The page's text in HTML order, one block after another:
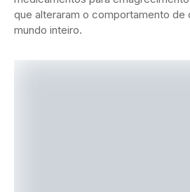
que alteraram o comportamento de
mundo inteiro.